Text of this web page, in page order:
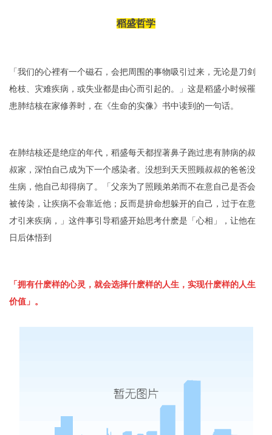
稻盛哲学
「我们的心裡有一个磁石，会把周围的事物吸引过来，无论是刀剑
枪枝、灾难疾病，或失业都是由心而引起的。」这是稻盛小时候罹
患肺结核在家修养时，在《生命的实像》书中读到的一句话。
在肺结核还是绝症的年代，稻盛每天都捏著鼻子跑过患有肺病的叔
叔家，深怕自己成为下一个感染者。没想到天天照顾叔叔的爸爸没
生病，他自己却得病了。「父亲为了照顾弟弟而不在意自己是否会
被传染，让疾病不会靠近他；反而是拚命想躲开的自己，过于在意
才引来疾病，」这件事引导稻盛开始思考什麽是「心相」，让他在
日后体悟到
「拥有什麽样的心灵，就会选择什麽样的人生，实现什麽样的人生
价值」。